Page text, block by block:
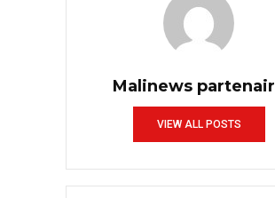
Malinews
VIEW ALL POSTS